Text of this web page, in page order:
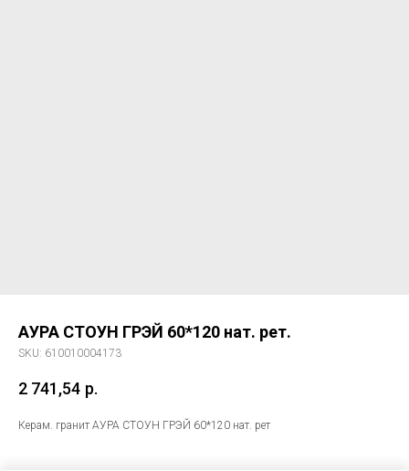
АУРА СТОУН ГРЭЙ 60*120 нат. рет.
SKU: 610010004173
2 741,54 р.
Керам. гранит АУРА СТОУН ГРЭЙ 60*120 нат. рет